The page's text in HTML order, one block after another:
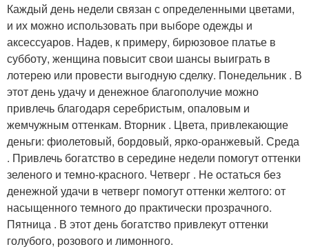
Каждый день недели связан с определенными цветами,
и их можно использовать при выборе одежды и
аксессуаров. Надев, к примеру, бирюзовое платье в
субботу, женщина повысит свои шансы выиграть в
лотерею или провести выгодную сделку. Понедельник . В
этот день удачу и денежное благополучие можно
привлечь благодаря серебристым, опаловым и
жемчужным оттенкам. Вторник . Цвета, привлекающие
деньги: фиолетовый, бордовый, ярко-оранжевый. Среда
. Привлечь богатство в середине недели помогут оттенки
зеленого и темно-красного. Четверг . Не остаться без
денежной удачи в четверг помогут оттенки желтого: от
насыщенного темного до практически прозрачного.
Пятница . В этот день богатство привлекут оттенки
голубого, розового и лимонного.